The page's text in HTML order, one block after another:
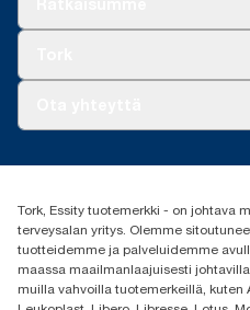
(+358) 9 5068 8222
Oy Essity Finland Ab
Revontulenkuja 1
02100 Espoo
Tork, Essity tuotemerkki - on johtava
terveysalan yritys. Olemme
tuotteidemme ja palveluidemme
maassa maailmanlaajuisesti
muilla vahvoilla tuotemerkeillä, kuten